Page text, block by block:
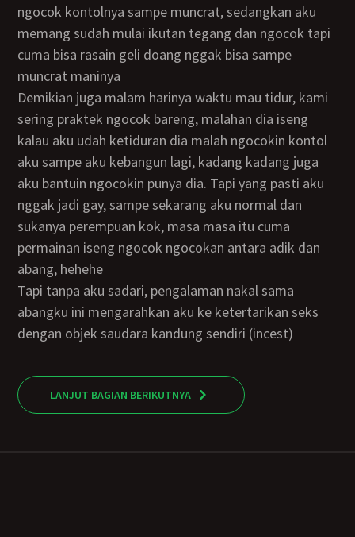
ngocok kontolnya sampe muncrat, sedangkan aku
memang sudah mulai ikutan tegang dan ngocok tapi
cuma bisa rasain geli doang nggak bisa sampe
muncrat maninya
Demikian juga malam harinya waktu mau tidur, kami
sering praktek ngocok bareng, malahan dia iseng
kalau aku udah ketiduran dia malah ngocokin kontol
aku sampe aku kebangun lagi, kadang kadang juga
aku bantuin ngocokin punya dia. Tapi yang pasti aku
nggak jadi gay, sampe sekarang aku normal dan
sukanya perempuan kok, masa masa itu cuma
permainan iseng ngocok ngocokan antara adik dan
abang, hehehe
Tapi tanpa aku sadari, pengalaman nakal sama
abangku ini mengarahkan aku ke ketertarikan seks
dengan objek saudara kandung sendiri (incest)
LANJUT BAGIAN BERIKUTNYA